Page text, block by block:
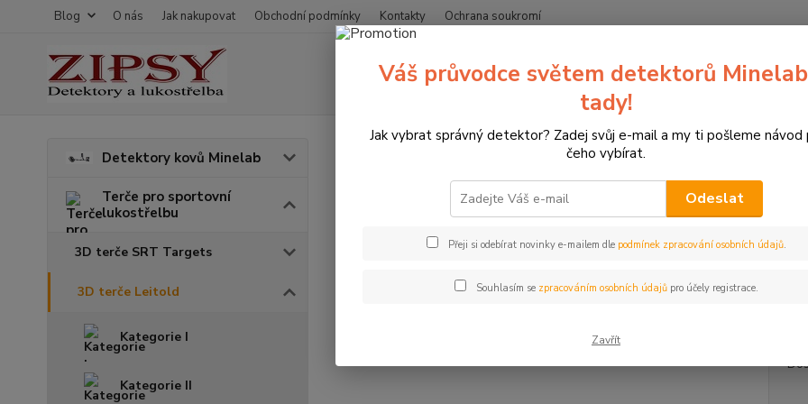
Blog O nás Jak nakupovat Obchodní podmínky Kontakty Ochrana soukromí
Hledat
Detektory kovů Minelab
Terče pro sportovní
lukostřelbu
3D terče SRT Targets
3D terče Leitold
Kategorie I
Kategorie II
Terče pro sportovní lukostřelbu 3D terče Leitold 3D terč vrána
3D terč vrána
3D
Váš průvodce světem detektorů
tady!
Jak vybrat správný detektor? Zadej svůj e-mail a my ti pošleme návod
čeho vybírat.
Odeslat
Přeji si odebírat novinky e-mailem dle podmínek zpracování osobních údajů.
Souhlasím se zpracováním osobních údajůpro účely registrace.
Zavřít